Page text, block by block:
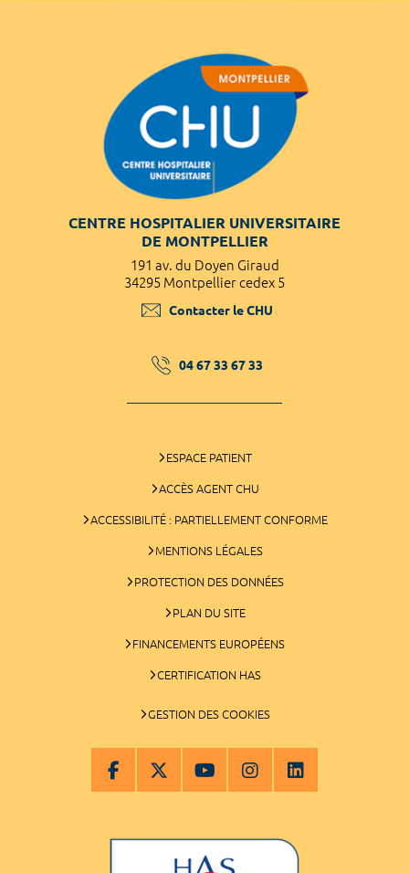
CENTRE HOSPITALIER UNIVERSITAIRE
DE MONTPELLIER
191 av. du Doyen Giraud
34295 Montpellier cedex 5
Contacter le CHU
04 67 33 67 33
ESPACE PATIENT
ACCÈS AGENT CHU
ACCESSIBILITÉ : PARTIELLEMENT CONFORME
MENTIONS LÉGALES
PROTECTION DES DONNÉES
PLAN DU SITE
FINANCEMENTS EUROPÉENS
CERTIFICATION HAS
GESTION DES COOKIES